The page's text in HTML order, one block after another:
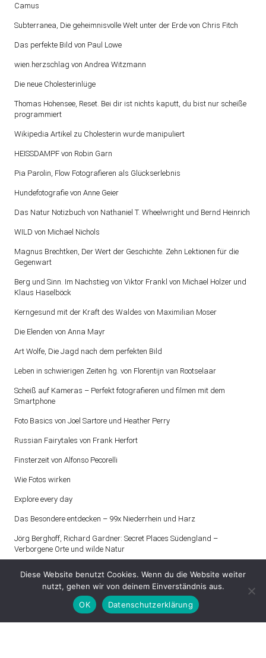
Camus
Subterranea, Die geheimnisvolle Welt unter der Erde von Chris Fitch
Das perfekte Bild von Paul Lowe
wien.herzschlag von Andrea Witzmann
Die neue Cholesterinlüge
Thomas Hohensee, Reset. Bei dir ist nichts kaputt, du bist nur scheiße
programmiert
Wikipedia Artikel zu Cholesterin wurde manipuliert
HEISSDAMPF von Robin Garn
Pia Parolin, Flow Fotografieren als Glückserlebnis
Hundefotografie von Anne Geier
Das Natur Notizbuch von Nathaniel T. Wheelwright und Bernd Heinrich
WILD von Michael Nichols
Magnus Brechtken, Der Wert der Geschichte. Zehn Lektionen für die
Gegenwart
Berg und Sinn. Im Nachstieg von Viktor Frankl von Michael Holzer und
Klaus Haselböck
Kerngesund mit der Kraft des Waldes von Maximilian Moser
Die Elenden von Anna Mayr
Art Wolfe, Die Jagd nach dem perfekten Bild
Leben in schwierigen Zeiten hg. von Florentijn van Rootselaar
Scheiß auf Kameras – Perfekt fotografieren und filmen mit dem
Smartphone
Foto Basics von Joel Sartore und Heather Perry
Russian Fairytales von Frank Herfort
Finsterzeit von Alfonso Pecorelli
Wie Fotos wirken
Explore every day
Das Besondere entdecken – 99x Niederrhein und Harz
Jörg Berghoff, Richard Gardner: Secret Places Südengland –
Verborgene Orte und wilde Natur
Diese Website benutzt Cookies. Wenn du die Website weiter
nutzt, gehen wir von deinem Einverständnis aus.
OK
Datenschutzerklärung